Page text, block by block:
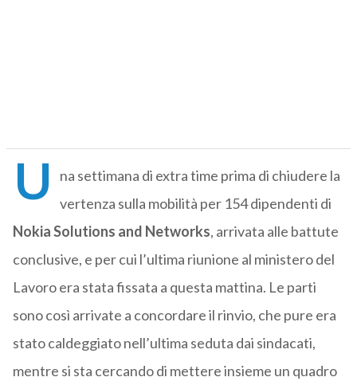
U
na settimana di extra time prima di chiudere la
vertenza sulla mobilità per 154 dipendenti di
Nokia Solutions and Networks, arrivata alle battute
conclusive, e per cui l’ultima riunione al ministero del
Lavoro era stata fissata a questa mattina. Le parti
sono così arrivate a concordare il rinvio, che pure era
stato caldeggiato nell’ultima seduta dai sindacati,
mentre si sta cercando di mettere insieme un quadro